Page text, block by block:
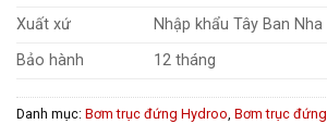
Xuất xứ
Nhập khẩu Tây Ban Nha
Bảo hành
12 tháng
Danh mục: Bơm trục đứng Hydroo, Bơm trục đứng